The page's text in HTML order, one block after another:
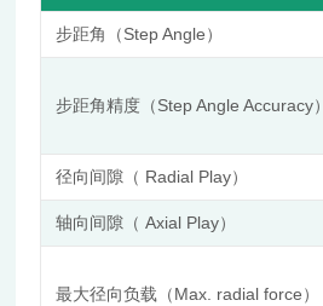
步距角（Step Angle）
步距角精度（Step Angle Accuracy）
径向间隙（ Radial Play）
轴向间隙（ Axial Play）
最大径向负载（Max. radial force）